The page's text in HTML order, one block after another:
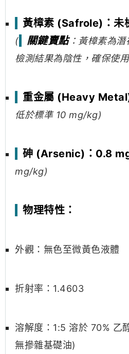
黃樟素 (Safrole)：
( 關鍵賣點：黃樟素為潛
檢測結果為陰性，確保使
重金屬 (Heavy
低於標準 10 mg/kg)
砷 (Arsenic)：0.8
mg/kg)
物理特性：
外觀：無色至微黃色液體
折射率：1.4603
溶解度：1:5 溶於 70% 乙
無摻雜基礎油)